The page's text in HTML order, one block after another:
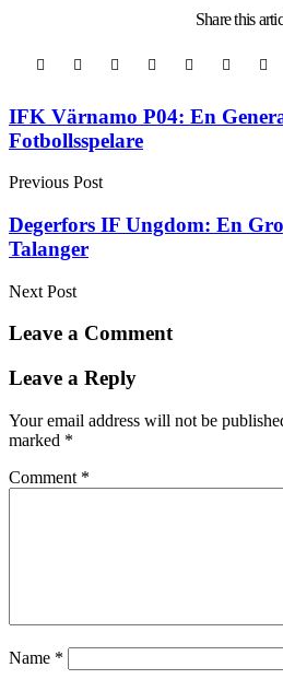
Sharethis
Post
navigation
IFK Värnamo P04: En
Fotbollsspelare
Previous Post
Degerfors IF Ungdom: En
Talanger
Next Post
Leave a Comment
Leave a Reply
Your email address will not be
marked *
Comment *
Name *